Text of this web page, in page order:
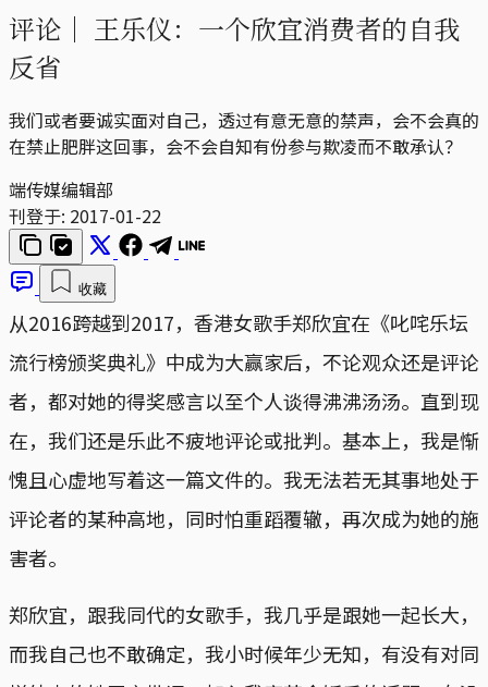
评论｜ 王乐仪：一个欣宜消费者的自我
反省
我们或者要诚实面对自己，透过有意无意的禁声，会不会真的
在禁止肥胖这回事，会不会自知有份参与欺凌而不敢承认？
端传媒编辑部
刊登于: 2017-01-22
收藏
从2016跨越到2017，香港女歌手郑欣宜在《叱咤乐坛
流行榜颁奖典礼》中成为大赢家后，不论观众还是评论
者，都对她的得奖感言以至个人谈得沸沸汤汤。直到现
在，我们还是乐此不疲地评论或批判。基本上，我是惭
愧且心虚地写着这一篇文件的。我无法若无其事地处于
评论者的某种高地，同时怕重蹈覆辙，再次成为她的施
害者。
郑欣宜，跟我同代的女歌手，我几乎是跟她一起长大，
而我自己也不敢确定，我小时候年少无知，有没有对同